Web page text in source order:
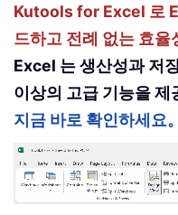
Kutools for Excel 로
드하고 전례 없는 효율
Excel 는 생산성과 저
이상의 고급 기능을 제
지금 바로 확인하세요